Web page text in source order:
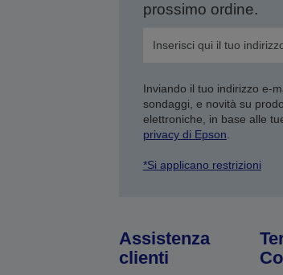
prossimo ordine.
Inviando il tuo indirizzo e-
sondaggi, e novità su
elettroniche, in base alle
privacy di Epson.
*Si applicano restrizioni
Assistenza
clienti